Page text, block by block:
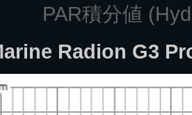
PAR積分値
Radion G3